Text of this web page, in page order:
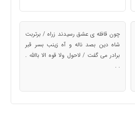
چون قافله ی عشق رسیدند زراه / برتربت
شاه دین بصد ناله و آه زینب بسر قبر
برادر می گفت / لاحول ولا قوه الا باالله .
. .